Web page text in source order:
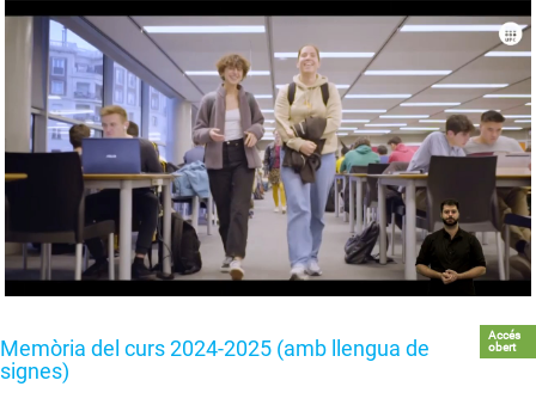
Memòria del curs 2024-2025 (amb llengua de
signes)
Accés
obert